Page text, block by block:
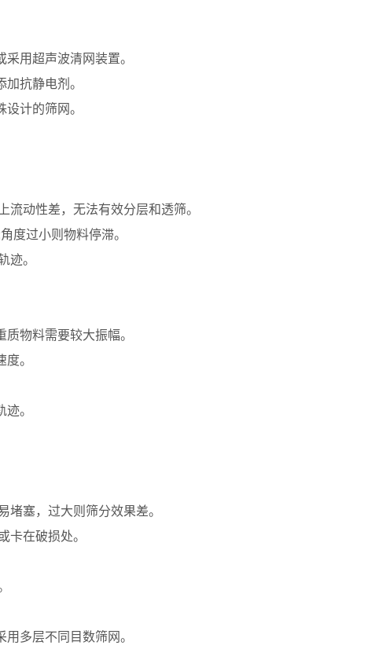
用超声波清网装置。
抗静电剂。
计的筛网。
动性差，无法有效分层和透筛。
度过小则物料停滞。
迹。
物料需要较大振幅。
。
。
堵塞，过大则筛分效果差。
卡在破损处。
多层不同目数筛网。